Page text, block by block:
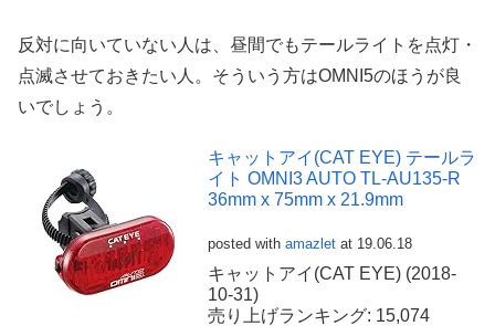
反対に向いていない人は、昼間でもテールライトを点灯・
点滅させておきたい人。そういう方はOMNI5のほうが良
いでしょう。
キャットアイ(CAT EYE) テールラ
イト OMNI3 AUTO TL-AU135-R
36mm x 75mm x 21.9mm
posted with amazlet at 19.06.18
キャットアイ(CAT EYE) (2018-
10-31)
売り上げランキング: 15,074